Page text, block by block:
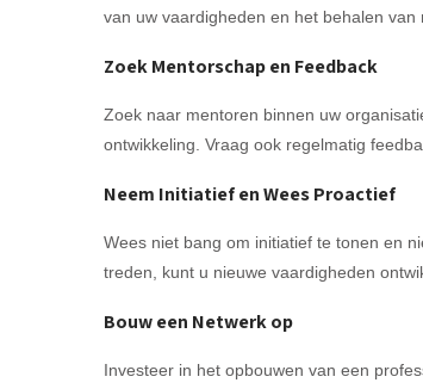
van uw vaardigheden en het behalen van
Zoek Mentorschap en Feedback
Zoek naar mentoren binnen uw
ontwikkeling. Vraag ook regelmatig
Neem Initiatief en Wees Proactief
Wees niet bang om initiatief te tonen en
treden, kunt u nieuwe vaardigheden
Bouw een Netwerk op
Investeer in het opbouwen van een